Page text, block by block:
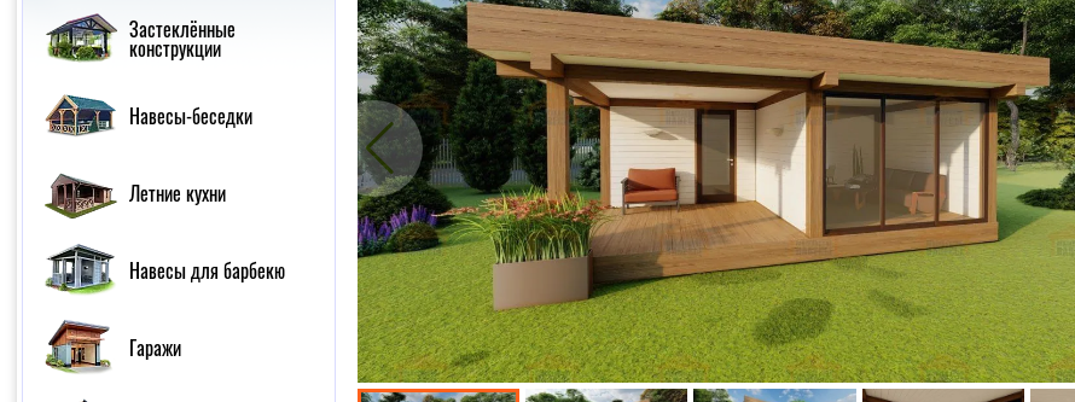
Застеклённые
конструкции
Навесы-беседки
Летние кухни
Навесы для барбекю
Гаражи